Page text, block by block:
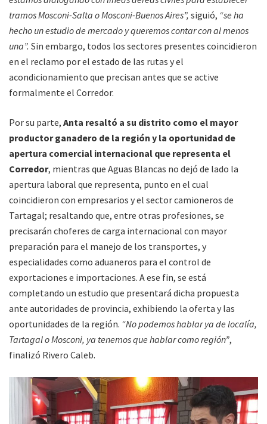
tramos Mosconi-Salta o Mosconi-Buenos Aires”, siguió, “se ha
hecho un estudio de mercado y queremos contar con al menos
una”. Sin embargo, todos los sectores presentes coincidieron
en el reclamo por el estado de las rutas y el
acondicionamiento que precisan antes que se active
formalmente el Corredor.
Por su parte, Anta resaltó a su distrito como el mayor
productor ganadero de la región y la oportunidad de
apertura comercial internacional que representa el
Corredor, mientras que Aguas Blancas no dejó de lado la
apertura laboral que representa, punto en el cual
coincidieron con empresarios y el sector camioneros de
Tartagal; resaltando que, entre otras profesiones, se
precisarán choferes de carga internacional con mayor
preparación para el manejo de los transportes, y
especialidades como aduaneros para el control de
exportaciones e importaciones. A ese fin, se está
completando un estudio que presentará dicha propuesta
ante autoridades de provincia, exhibiendo la oferta y las
oportunidades de la región. “No podemos hablar ya de localía,
Tartagal o Mosconi, ya tenemos que hablar como región”,
finalizó Rivero Caleb.